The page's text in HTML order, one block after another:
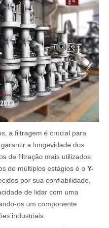
a filtragem é crucial para
a longevidade dos
de filtração mais utilizados
de múltiplos estágios é o Y-
por sua confiabilidade,
de lidar com uma
os um componente
industriais.